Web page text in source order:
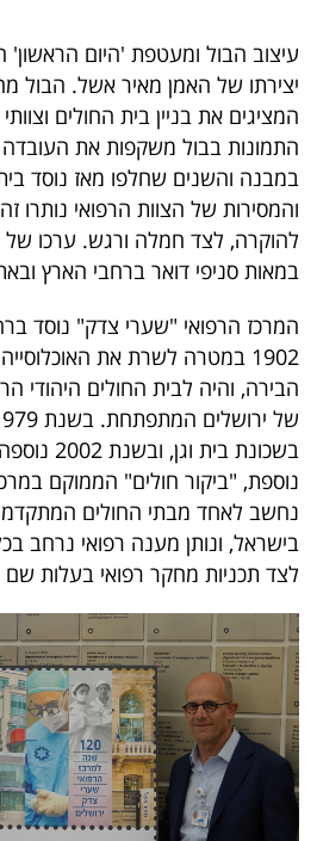
המילון
הכלכלי
פודקאסט
40
UNDER
שיתופי
פעולה
דרושים
ניוזלטרים
מייל
אדום
עיצוב הבול ומעטפת 'היום הראשון'
יצירתו של האמן מאיר אשל. הבול
המציגים את בניין בית החולים
התמונות בבול משקפות את העובדה
במבנה והשנים שחלפו מאז נוסד
והמסירות של הצוות הרפואי נותרו
במאות סניפי דואר ברחבי הארץ
המרכז הרפואי "שערי צדק" נוסד
1902 במטרה לשרת את
הבירה, והיה לבית החולים היהודי
בשכונת
נוספת, "ביקור חולים" הממוקם
נחשב לאחד מבתי החולים
בישראל, ונותן מענה רפואי נרחב
לצד תכניות מחקר רפואי בעלות שם